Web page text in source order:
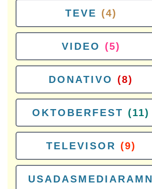
TEVE (4)
VIDEO (5)
DONATIVO (8)
OKTOBERFEST (11)
TELEVISOR (9)
USADASMEDIARAMN